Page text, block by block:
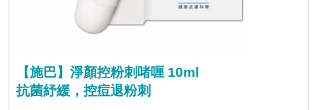
【施巴】淨顏控粉刺啫喱 10ml
抗菌紓緩，控痘退粉刺